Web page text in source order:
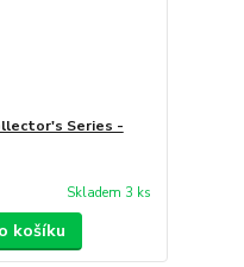
Series -
Skladem 3 ks
košíku